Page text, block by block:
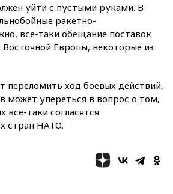
вчера, 19:19
Россиянка
погибла во Французских
Альпах
вчера, 18:55Минобороны
отчиталось об ударах по двум
украинским сухогрузам в
Черном море
стали абсолютными
чемпионами на олимпиаде по
уйти с пустыми руками. В
ракетно-
все-таки обещание поставок
Европы, некоторые из
переломить ход боевых действий,
может упереться в вопрос о том,
все-таки согласятся
стран НАТО.